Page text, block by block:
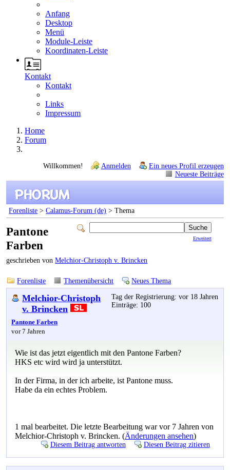
Anfang
Desktop
Menü
Module-Leiste
Koordinaten-Leiste
Kontakt
Kontakt
Links
Impressum
Home
Forum
Willkommen! Anmelden
Ein neues Profil erzeugen
Neueste Beiträge
Forenliste >Calamus-Forum (de) > Thema
Erweitert
Pantone
Farben
geschrieben vonMelchior-Christoph v. Brincken
Forenliste Themenübersicht Neues Thema
Melchior-Christoph
v. Brincken
Pantone Farben
vor 7 Jahren
Tag der Registrierung: vor 18 Jahren
Einträge: 100
Wie ist das jetzt eigentlich mit den Pantone Farben?
HKS etc wird wird ja unterstützt.
In der Firma, in der ich arbeite, ist Pantone muss.
Habe da ein echtes Problem.
1 mal bearbeitet. Die letzte Bearbeitung war vor 7 Jahren von
Melchior-Christoph v. Brincken. (Änderungen ansehen)
Diesem Beitrag antworten Diesen Beitrag zitieren